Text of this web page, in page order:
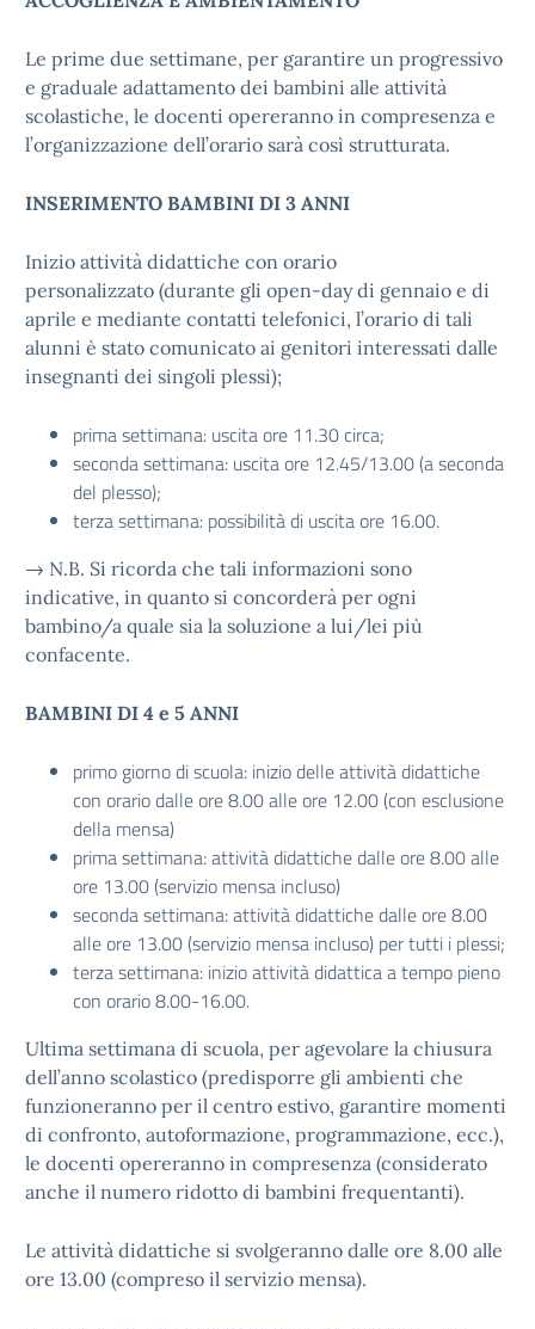
Le prime due settimane, per garantire un progressivo
e graduale adattamento dei bambini alle attività
scolastiche, le docenti opereranno in compresenza e
l’organizzazione dell’orario sarà così strutturata.
INSERIMENTO BAMBINI DI 3 ANNI
Inizio attività didattiche con orario
personalizzato (durante gli open-day di gennaio e di
aprile e mediante contatti telefonici, l’orario di tali
alunni è stato comunicato ai genitori interessati dalle
insegnanti dei singoli plessi);
prima settimana: uscita ore 11.30 circa;
seconda settimana: uscita ore 12.45/13.00 (a seconda
del plesso);
terza settimana: possibilità di uscita ore 16.00.
→ N.B. Si ricorda che tali informazioni sono
indicative, in quanto si concorderà per ogni
bambino/a quale sia la soluzione a lui/lei più
confacente.
BAMBINI DI 4 e 5 ANNI
primo giorno di scuola: inizio delle attività didattiche
con orario dalle ore 8.00 alle ore 12.00 (con esclusione
della mensa)
prima settimana: attività didattiche dalle ore 8.00 alle
ore 13.00 (servizio mensa incluso)
seconda settimana: attività didattiche dalle ore 8.00
alle ore 13.00 (servizio mensa incluso) per tutti i plessi;
terza settimana: inizio attività didattica a tempo pieno
con orario 8.00-16.00.
Ultima settimana di scuola, per agevolare la chiusura
dell’anno scolastico (predisporre gli ambienti che
funzioneranno per il centro estivo, garantire momenti
di confronto, autoformazione, programmazione, ecc.),
le docenti opereranno in compresenza (considerato
anche il numero ridotto di bambini frequentanti).
Le attività didattiche si svolgeranno dalle ore 8.00 alle
ore 13.00 (compreso il servizio mensa).